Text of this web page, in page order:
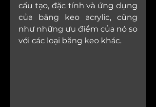
cấu tạo, đặc tính và ứng dụng
của băng keo acrylic, cũng
như những ưu điểm của nó so
với các loại băng keo khác.